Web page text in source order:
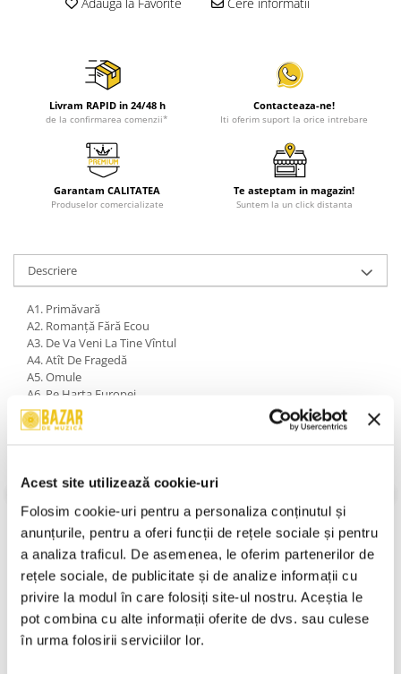
Acest site utilizează cookie-uri
Folosim cookie-uri pentru a personaliza conținutul și
anunțurile, pentru a oferi funcții de rețele sociale și pentru
a analiza traficul. De asemenea, le oferim partenerilor de
rețele sociale, de publicitate și de analize informații cu
privire la modul în care folosiți site-ul nostru. Aceștia le
pot combina cu alte informații oferite de dvs. sau culese
în urma folosirii serviciilor lor.
Livram RAPID in 24/48 h
de la confirmarea comenzii*
Contacteaza-ne!
Iti oferim suport la orice intrebare
Garantam CALITATEA
Produselor comercializate
Te asteptam in magazin!
Suntem la un click distanta
Descriere
A1. Primăvară
A2. Romanță Fără Ecou
A3. De Va Veni La Tine Vîntul
A4. Atît De Fragedă
A5. Omule
A6. Pe Harta Europei
B1. Romanța Inimii
B2. Departe Sînt De Tine
Stare Disc:Very Good Plus (VG+)
Informatii conformitate produs
Review-uri(0)
PRODUSE ALTERNATIVE